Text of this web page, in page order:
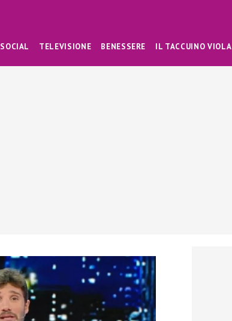
SOCIAL TELEVISIONE BENESSERE IL TACCUINO VIOLA